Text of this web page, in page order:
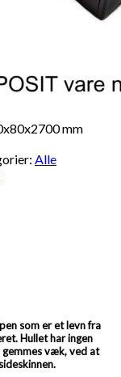
mm
Alle
som er et levn fra
Hullet har ingen
væk, ved at